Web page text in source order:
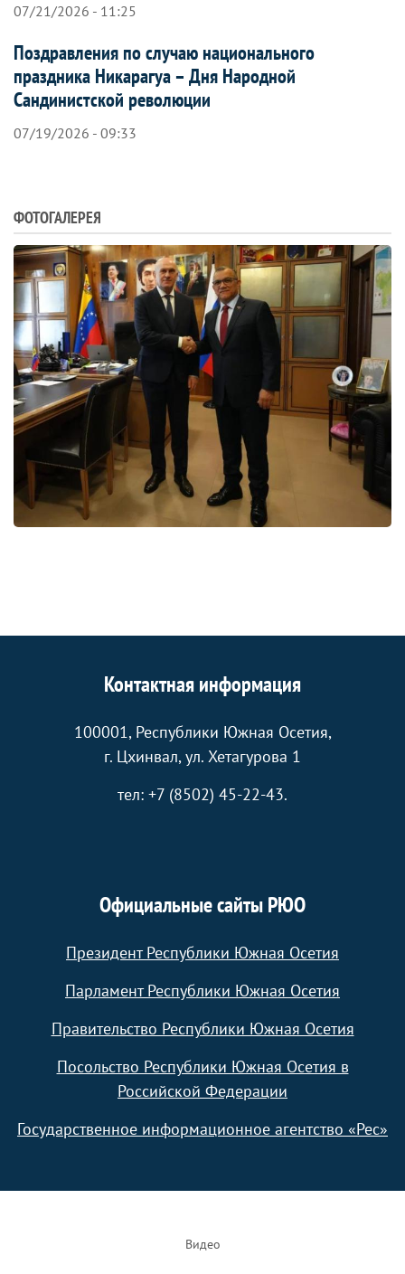
07/21/2026 - 11:25
Поздравления по случаю национального
праздника Никарагуа – Дня Народной
Сандинистской революции
07/19/2026 - 09:33
ФОТОГАЛЕРЕЯ
Контактная информация
100001, Республики Южная Осетия,
г. Цхинвал, ул. Хетагурова 1
тел: +7 (8502) 45-22-43.
Официальные сайты РЮО
Президент Республики Южная Осетия
Парламент Республики Южная Осетия
Правительство Республики Южная Осетия
Посольство Республики Южная Осетия в
Российской Федерации
Государственное информационное агентство «Рес»
Видео